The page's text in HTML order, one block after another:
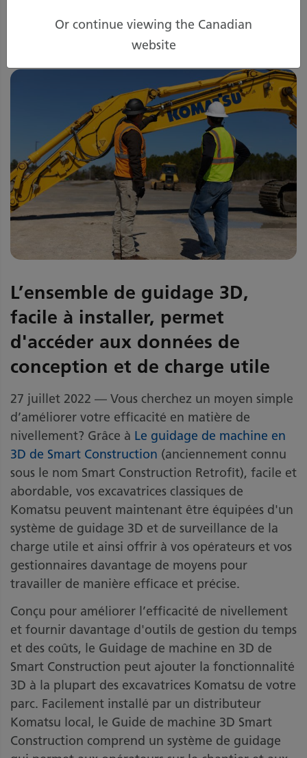
L’ensemble de guidage 3D,
facile à installer, permet
d'accéder aux données de
conception et de charge utile
27 juillet 2022 — Vous cherchez un moyen simple
d’améliorer votre efficacité en matière de
nivellement? Grâce à Le guidage de machine en
3D de Smart Construction (anciennement connu
sous le nom Smart Construction Retrofit), facile et
abordable, vos excavatrices classiques de
Komatsu peuvent maintenant être équipées d'un
système de guidage 3D et de surveillance de la
charge utile et ainsi offrir à vos opérateurs et vos
gestionnaires davantage de moyens pour
travailler de manière efficace et précise.
Conçu pour améliorer l’efficacité de nivellement
et fournir davantage d'outils de gestion du temps
et des coûts, le Guidage de machine en 3D de
Smart Construction peut ajouter la fonctionnalité
3D à la plupart des excavatrices Komatsu de votre
parc. Facilement installé par un distributeur
Komatsu local, le Guide de machine 3D Smart
Construction comprend un système de guidage
Or continue viewing the Canadian
website